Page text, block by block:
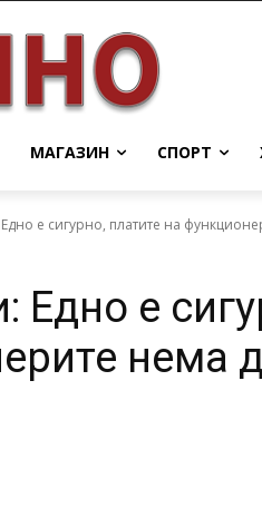
МАГАЗИН СПОРТ
е сигурно, платите на
Едно е
нема